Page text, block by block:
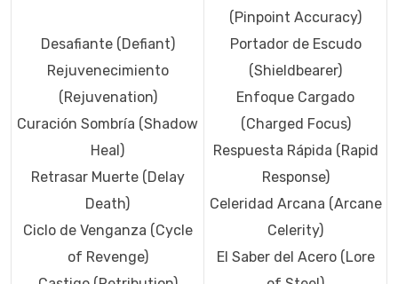
Desafiante (Defiant)
Rejuvenecimiento
(Rejuvenation)
Curación Sombría (Shadow
Heal)
Retrasar Muerte (Delay
Death)
Ciclo de Venganza (Cycle
of Revenge)
(Pinpoint Accuracy)
Portador de Escudo
(Shieldbearer)
Enfoque Cargado
(Charged Focus)
Respuesta Rápida (Rapid
Response)
Celeridad Arcana (Arcane
Celerity)
El Saber del Acero (Lore